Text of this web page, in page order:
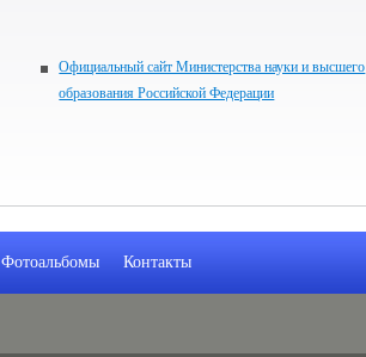
Официальный сайт Министерства науки и высшего
образования Российской Федерации
Фотоальбомы Контакты